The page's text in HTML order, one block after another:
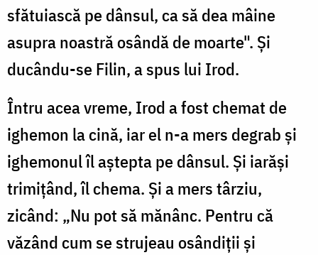
sfătuiască pe dânsul, ca să dea mâine
asupra noastră osândă de moarte". Și
ducându-se Filin, a spus lui Irod.
Întru acea vreme, Irod a fost chemat de
ighemon la cină, iar el n-a mers degrab și
ighemonul îl aștepta pe dânsul. Și iarăși
trimițând, îl chema. Și a mers târziu,
zicând: „Nu pot să mănânc. Pentru că
văzând cum se strujeau osândiții și